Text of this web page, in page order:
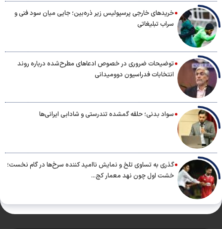
خریدهای خارجی پرسپولیس زیر ذره‌بین؛ جایی میان سود فنی و
سراب تبلیغاتی
توضیحات ضروری در خصوص ادعاهای مطرح‌شده درباره روند
انتخابات فدراسیون دوومیدانی
سواد بدنی؛ حلقه گمشده تندرستی و شادابی ایرانی‌ها
گذری به تساوی تلخ و نمایش ناامید کننده سرخ‌ها در گام نخست؛
خشت اول چون نهد معمار کج...